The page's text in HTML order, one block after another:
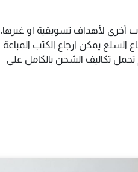
أخرى لأهداف تسويقية او غيرها.
يمكن ارجاع الكتب المباعة
تكاليف الشحن بالكامل على